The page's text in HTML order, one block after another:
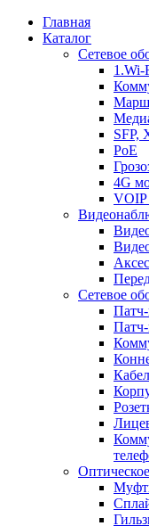
Главная
Каталог
Сетевое
1.Wi-
SFP,
PoE
4G
VOIP
Сетевое